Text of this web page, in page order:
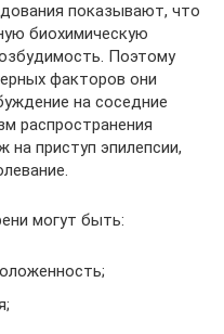
показывают, что
биохимическую
Поэтому
факторов они
на соседние
распространения
на приступ эпилепсии,
могут быть: